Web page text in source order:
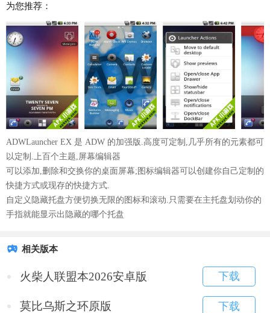
为您推荐：
ADWLauncher EX 是 ADW 的加强版.高度可定制,几乎所有的元素都可
以定制.上百个主题,屏幕编辑器
可以添加,删除和交换你的桌面屏幕;图标编辑器可以创建你自己定制的
快捷方式或现存的快捷方式.
自定义隐藏托盘方便切换无限的图标和滚动.只需要在主托盘划动你的
手指就能显示出隐藏的哪个托盘
相关版本
火柴人联盟本2026安卓版 下载
莫比乌斯之环原版 下载